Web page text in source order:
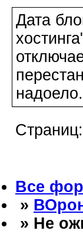
Дата
надоело.
Страниц:
Все
»
» Не